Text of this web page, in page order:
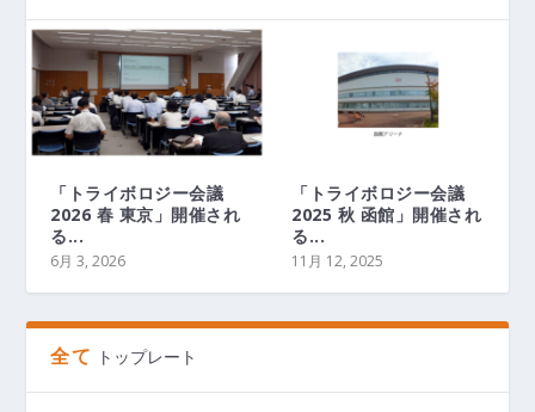
「トライボロジー会議
2026 春 東京」開催され
る...
6月 3, 2026
「トライボロジー会議
2025 秋 函館」開催され
る...
11月 12, 2025
全て トップレート